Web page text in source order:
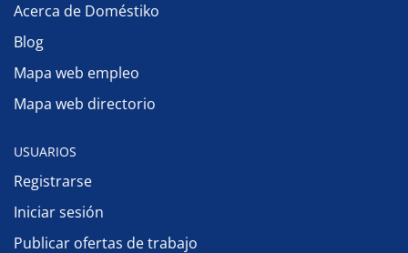
Acerca de Doméstiko
Blog
Mapa web empleo
Mapa web directorio
USUARIOS
Registrarse
Iniciar sesión
Publicar ofertas de trabajo